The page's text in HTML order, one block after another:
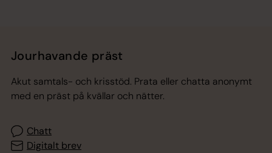
Jourhavande präst
Akut samtals- och krisstöd. Prata eller chatta anonymt
med en präst på kvällar och nätter.
Chatt
Digitalt brev